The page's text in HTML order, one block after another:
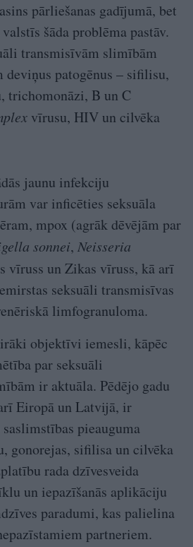
pārliešanas gadījumā, bet
šāda problēma pastāv.
transmisīvām slimībām
deviņus patogēnus – sifilisu,
trichomonāzi, B un C
vīrusu, HIV un cilvēka
jaunu infekciju
var inficēties seksuāla
mpox (agrāk dēvējām par
sonnei, Neisseria
vīruss un Zikas vīruss, kā arī
seksuāli transmisīvas
limfogranuloma.
objektīvi iemesli, kāpēc
par seksuāli
ir aktuāla. Pēdējo gadu
Eiropā un Latvijā, ir
pieauguma
gonorejas, sifilisa un cilvēka
rada dzīvesveida
un iepazīšanās aplikāciju
paradumi, kas palielina
partneriem.